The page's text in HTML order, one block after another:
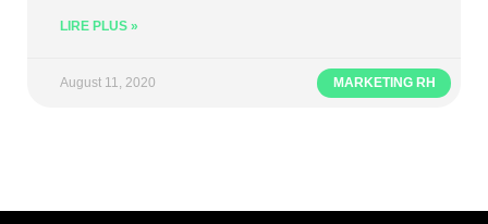
MARKETING RH
LIRE PLUS »
August 11, 2020